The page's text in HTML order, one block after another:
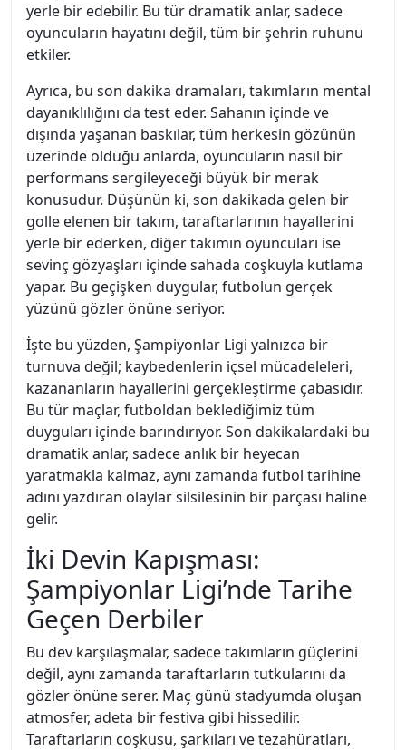
yerle bir edebilir. Bu tür dramatik anlar, sadece
oyuncuların hayatını değil, tüm bir şehrin ruhunu
etkiler.
Ayrıca, bu son dakika dramaları, takımların mental
dayanıklılığını da test eder. Sahanın içinde ve
dışında yaşanan baskılar, tüm herkesin gözünün
üzerinde olduğu anlarda, oyuncuların nasıl bir
performans sergileyeceği büyük bir merak
konusudur. Düşünün ki, son dakikada gelen bir
golle elenen bir takım, taraftarlarının hayallerini
yerle bir ederken, diğer takımın oyuncuları ise
sevinç gözyaşları içinde sahada coşkuyla kutlama
yapar. Bu geçişken duygular, futbolun gerçek
yüzünü gözler önüne seriyor.
İşte bu yüzden, Şampiyonlar Ligi yalnızca bir
turnuva değil; kaybedenlerin içsel mücadeleleri,
kazananların hayallerini gerçekleştirme çabasıdır.
Bu tür maçlar, futboldan beklediğimiz tüm
duyguları içinde barındırıyor. Son dakikalardaki bu
dramatik anlar, sadece anlık bir heyecan
yaratmakla kalmaz, aynı zamanda futbol tarihine
adını yazdıran olaylar silsilesinin bir parçası haline
gelir.
İki Devin Kapışması:
Şampiyonlar Ligi’nde Tarihe
Geçen Derbiler
Bu dev karşılaşmalar, sadece takımların güçlerini
değil, aynı zamanda taraftarların tutkularını da
gözler önüne serer. Maç günü stadyumda oluşan
atmosfer, adeta bir festiva gibi hissedilir.
Taraftarların coşkusu, şarkıları ve tezahüratları,